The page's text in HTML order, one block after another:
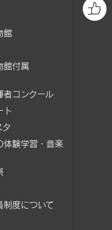
館
館付属
者コンクール
ト
タ
体験学習・音楽
制度について